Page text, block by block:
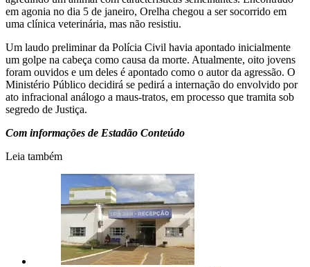
em agonia no dia 5 de janeiro, Orelha chegou a ser socorrido em
uma clínica veterinária, mas não resistiu.
Um laudo preliminar da Polícia Civil havia apontado inicialmente
um golpe na cabeça como causa da morte. Atualmente, oito jovens
foram ouvidos e um deles é apontado como o autor da agressão. O
Ministério Público decidirá se pedirá a internação do envolvido por
ato infracional análogo a maus-tratos, em processo que tramita sob
segredo de Justiça.
Com informações de Estadão Conteúdo
Leia também